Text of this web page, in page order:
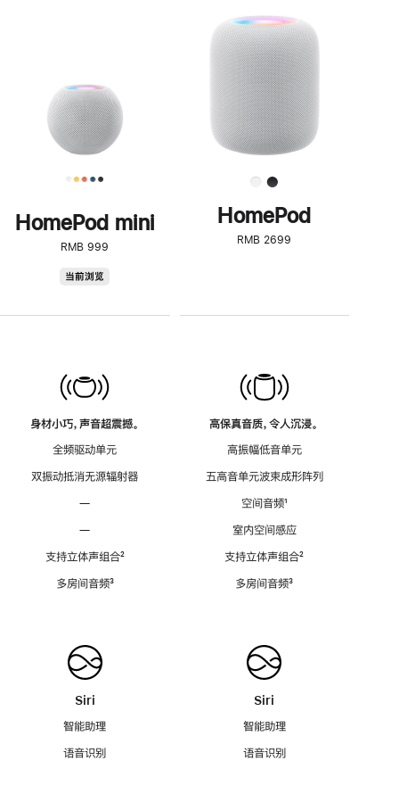
HomePod mini
RMB 999
当前浏览
身材小巧，声音超震撼。
全频驱动单元
双振动抵消无源辐射器
—
—
支持立体声组合脚
²
多房间音频脚
³
Siri
智能助理
语音识别
步
了
解
HomePod<
HomePod
RMB 2699
高保真音质，令人沉浸。
高振幅低音单元
五高音单元波束成形阵列
空间音频脚
¹
室内空间感应
支持立体声组合脚
²
多房间音频脚
³
Siri
智能助理
语音识别